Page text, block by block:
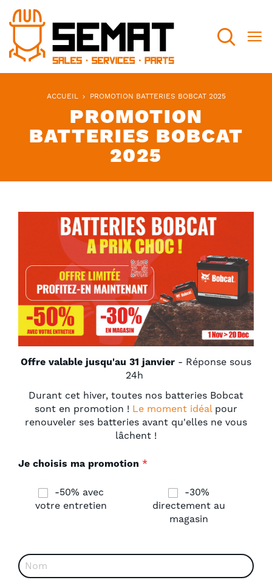
ACCUEIL PROMOTION BATTERIES BOBCAT 2025
PROMOTION
BATTERIES BOBCAT
2025
Offre valable jusqu'au 31 janvier - Réponse sous
24h
Durant cet hiver, toutes nos batteries Bobcat
sont en promotion ! Le moment idéalpour
renouveler ses batteries avant qu'elles ne vous
lâchent !
Je choisis ma promotion
-50% avec
votre entretien
-30%
directement au
magasin